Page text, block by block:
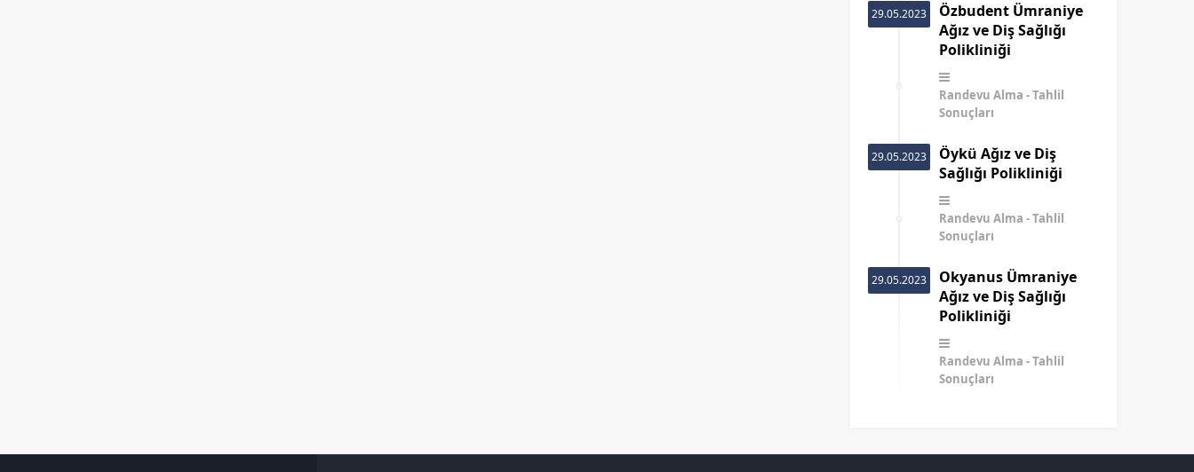
29.05.2023
Özbudent Ümraniye
Ağız ve Diş Sağlığı
Polikliniği
Randevu Alma
Tahlil
Sonuçları
29.05.2023
Öykü Ağız ve Diş
Sağlığı Polikliniği
Randevu Alma
Tahlil
Sonuçları
29.05.2023
Okyanus Ümraniye
Ağız ve Diş Sağlığı
Polikliniği
Randevu Alma
Tahlil
Sonuçları